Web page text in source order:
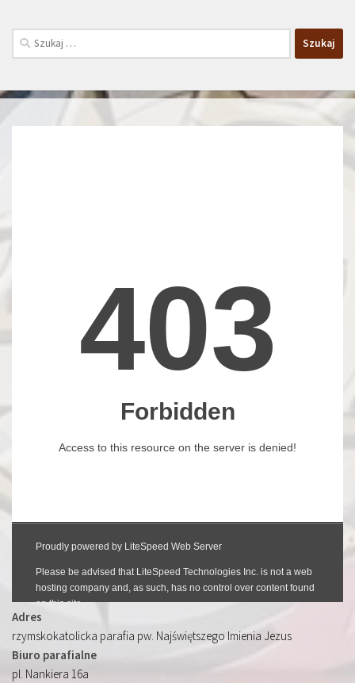
Szukaj:
Adres
rzymskokatolicka parafia pw. Najświętszego Imienia Jezus
Biuro parafialne
pl. Nankiera 16a